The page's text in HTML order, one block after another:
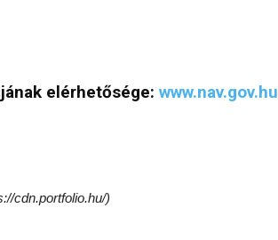
elérhetősége: www.nav.gov.hu
cdn.portfolio.hu/)